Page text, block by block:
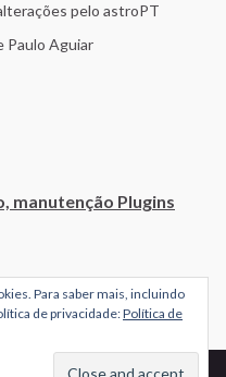
pelo astroPT
Paulo Aguiar
manutenção Plugins
Para saber mais, incluindo
de privacidade:Política de